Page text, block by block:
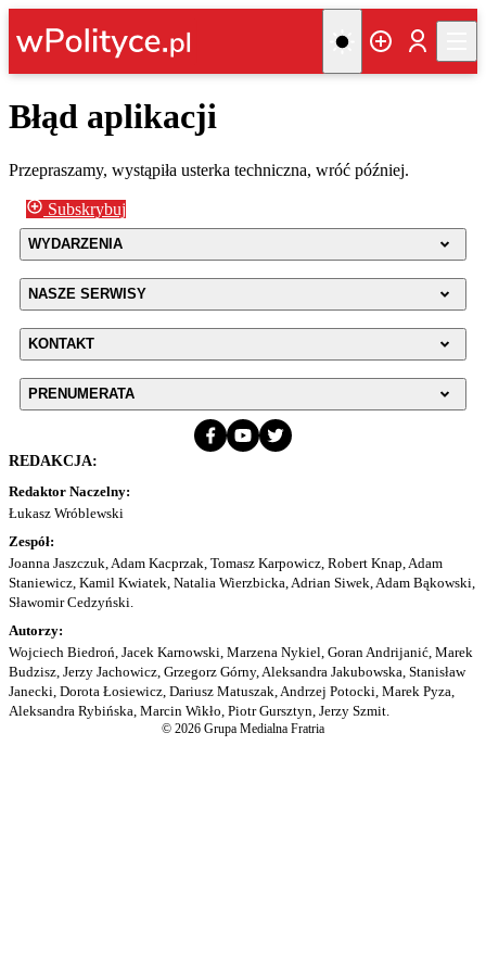
Błąd aplikacji
Przepraszamy, wystąpiła usterka techniczna, wróć później.
Subskrybuj
WYDARZENIA
NASZE SERWISY
KONTAKT
PRENUMERATA
REDAKCJA:
Redaktor Naczelny:
Łukasz Wróblewski
Zespół:
Joanna Jaszczuk, Adam Kacprzak, Tomasz Karpowicz, Robert Knap, Adam
Staniewicz, Kamil Kwiatek, Natalia Wierzbicka, Adrian Siwek, Adam Bąkowski,
Sławomir Cedzyński.
Autorzy:
Wojciech Biedroń, Jacek Karnowski, Marzena Nykiel, Goran Andrijanić, Marek
Budzisz, Jerzy Jachowicz, Grzegorz Górny, Aleksandra Jakubowska, Stanisław
Janecki, Dorota Łosiewicz, Dariusz Matuszak, Andrzej Potocki, Marek Pyza,
Aleksandra Rybińska, Marcin Wikło, Piotr Gursztyn, Jerzy Szmit.
© 2026 Grupa Medialna Fratria